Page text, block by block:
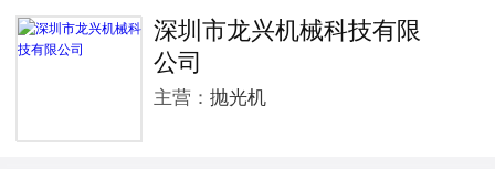
深圳市龙兴机械科技有限
公司
主营： 抛光机